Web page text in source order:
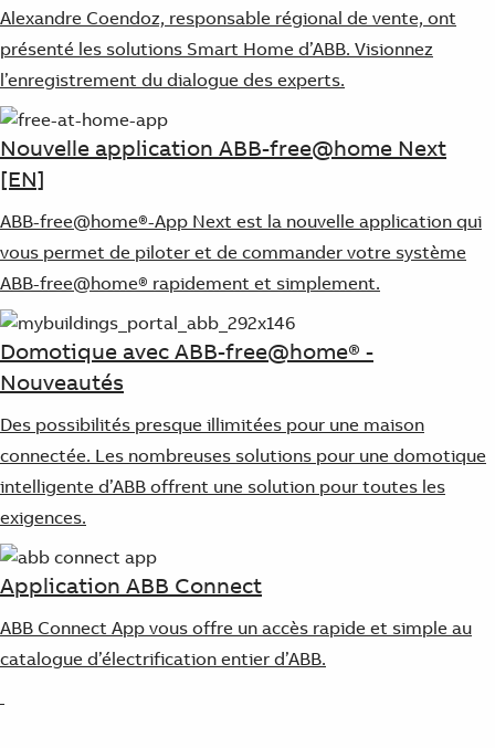
Alexandre Coendoz, responsable régional de vente, ont
présenté les solutions Smart Home d’ABB. Visionnez
l’enregistrement du dialogue des experts.
Nouvelle application ABB-free@home Next
[EN]
ABB-free@home®-App Next est la nouvelle application qui
vous permet de piloter et de commander votre système
ABB-free@home® rapidement et simplement.
Domotique avec ABB-free@home® -
Nouveautés
Des possibilités presque illimitées pour une maison
connectée. Les nombreuses solutions pour une domotique
intelligente d’ABB offrent une solution pour toutes les
exigences.
Application ABB Connect
ABB Connect App vous offre un accès rapide et simple au
catalogue d’électrification entier d’ABB.